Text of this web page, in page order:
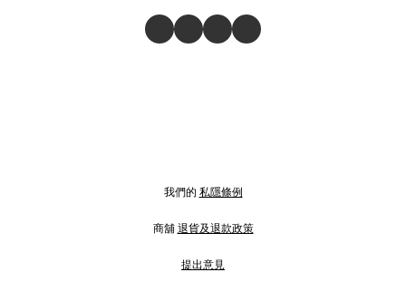
我們的 私隱條例
商舖 退貨及退款政策
提出意見